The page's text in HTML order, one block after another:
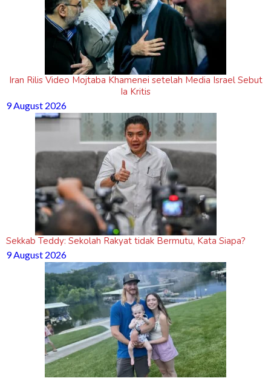
Iran Rilis Video Mojtaba Khamenei setelah Media Israel Sebut
Ia Kritis
9 August 2026
Sekkab Teddy: Sekolah Rakyat tidak Bermutu, Kata Siapa?
9 August 2026